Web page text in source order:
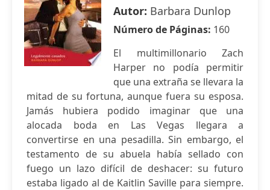
Autor: Barbara Dunlop
Número de Páginas: 160
El multimillonario Zach
Harper no podía permitir
que una extraña se llevara la
mitad de su fortuna, aunque fuera su esposa.
Jamás hubiera podido imaginar que una
alocada boda en Las Vegas llegara a
convertirse en una pesadilla. Sin embargo, el
testamento de su abuela había sellado con
fuego un lazo difícil de deshacer: su futuro
estaba ligado al de Kaitlin Saville para siempre.